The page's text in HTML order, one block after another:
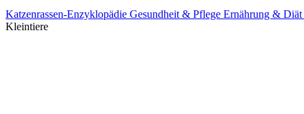
Katzenrassen-Enzyklopädie Gesundheit & Pflege Ernährung & Diät
Kleintiere